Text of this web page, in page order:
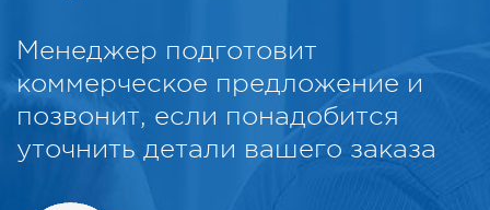
Менеджер подготовит
коммерческое предложение и
позвонит, если понадобится
уточнить детали вашего заказа